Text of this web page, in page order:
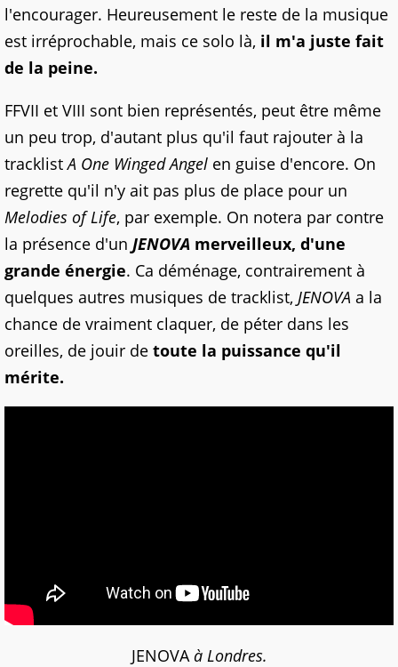
l'encourager. Heureusement le reste de la musique
est irréprochable, mais ce solo là, il m'a juste fait
de la peine.
FFVII et VIII sont bien représentés, peut être même
un peu trop, d'autant plus qu'il faut rajouter à la
tracklistA One Winged Angel en guise d'encore. On
regrette qu'il n'y ait pas plus de place pour un
Melodies of Life, par exemple. On notera par contre
la présence d'un JENOVA merveilleux, d'une
grande énergie. Ca déménage, contrairement à
quelques autres musiques de tracklist, JENOVA a la
chance de vraiment claquer, de péter dans les
oreilles, de jouir de toute la puissance qu'il
mérite.
JENOVAà Londres.